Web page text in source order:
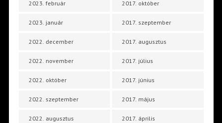
2023. február
2023. január
2022. december
2022. november
2022. október
2022. szeptember
2022. augusztus
2017. október
2017. szeptember
2017. augusztus
2017. július
2017. június
2017. május
2017. április